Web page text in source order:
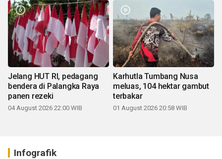
Jelang HUT RI, pedagang
bendera di Palangka Raya
panen rezeki
04 August 2026 22:00 WIB
Karhutla Tumbang Nusa
meluas, 104 hektar gambut
terbakar
01 August 2026 20:58 WIB
Infografik